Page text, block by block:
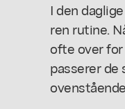
I den
ren rutine.
ofte over
passerer